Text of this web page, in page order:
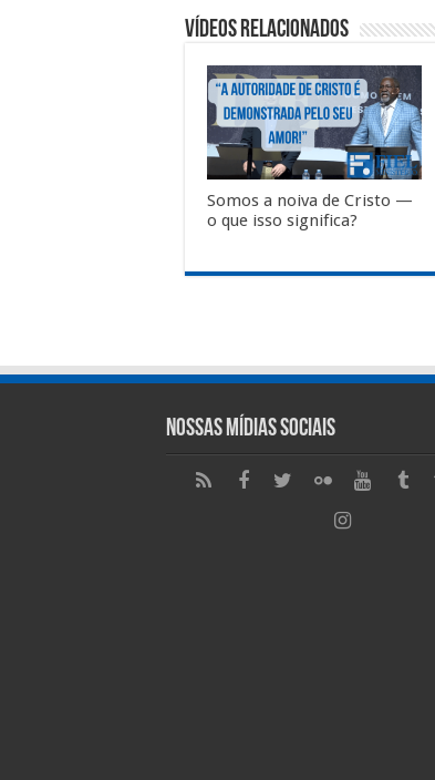
Vídeos Relacionados
Somos a noiva de Cristo —
o que isso significa?
Nossas Mídias Sociais